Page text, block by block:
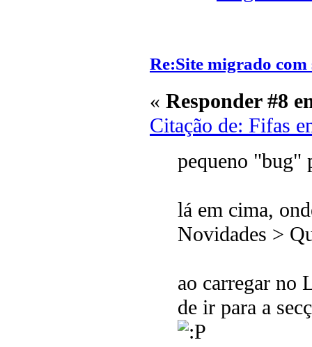
Re:Site migrado com
« Responder #8
Citação de: Fifas
pequeno "bug"
lá em cima,
Novidades >
ao carregar no
de ir para a